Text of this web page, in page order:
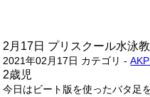
2月17日 プリスクール水泳
2021年02月17日 カテゴリ -
2歳児
今日はビート版を使ったバタ足